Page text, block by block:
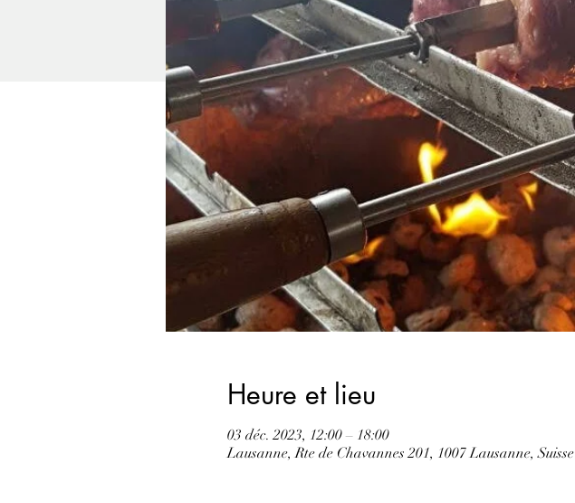
Heure et lieu
03 déc. 2023, 12:00 – 18:00
Lausanne, Rte de Chavannes 201, 1007 Lausanne, Suisse